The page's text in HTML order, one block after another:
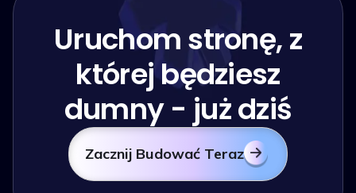
Uruchom stronę, z
której będziesz
dumny - już dziś
Zacznij Budować Teraz